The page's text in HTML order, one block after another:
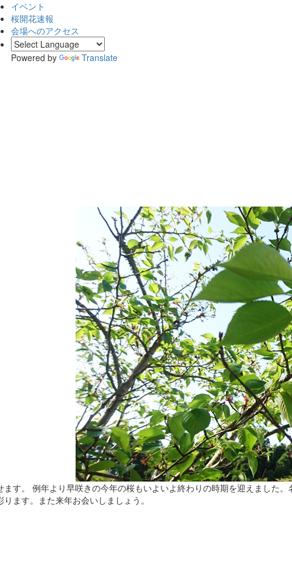
イベント
桜開花速報
会場へのアクセス
Powered by Translate
す。 例年より早咲きの今年の桜もいよいよ終わりの時期を迎えました。
ます。また来年お会いしましょう。